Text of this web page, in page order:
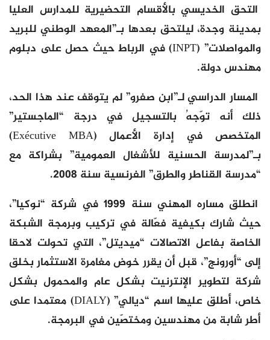
التحق الخديسي بالأقسام التحضيرية للمدارس العليا
بمدينة وجدة، ليلتحق بعدها بـ”المعهد الوطني للبريد
والمواصلات” (INPT) في الرباط حيث حصل على دبلوم
مهندس دولة.
المسار الدراسي لـ”ابن صفرو” لم يتوقف عند هذا الحد،
ذلك أنه توّجهُ بالتسجيل في درجة “الماجستير”
المتخصص في إدارة الأعمال (Exécutive MBA)
بـ”لمدرسة الحسنية للأشغال العمومية” بشراكة مع
“مدرسة القناطر والطرق” الفرنسية سنة 2008.
انطلق مساره المهني سنة 1999 في شركة “نوكيا”،
حيث شارك بكيفية فعّالة في تركيب وبرمجة الشبكة
الخاصة بفاعل الاتصالات “ميديتل”، التي تحولت لاحقا
إلى “أورونج”، قبل أن يقرر خوض مغامرة الاستثمار بخلق
شركة لتطوير الإنترنيت بشكل عام والمحمول بشكل
خاص، أطلق عليها اسم “ديالي” (DIALY) معتمدا على
أطر شابة من مهندسين ومختصّين في البرمجة.